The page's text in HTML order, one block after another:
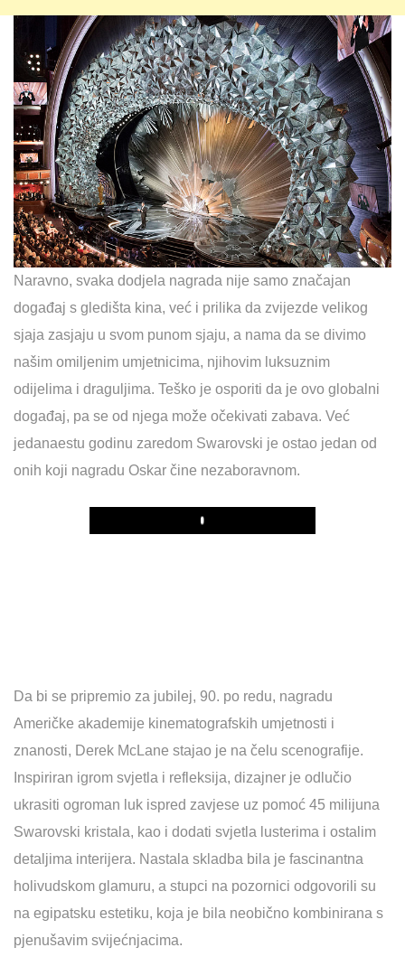
Naravno, svaka dodjela nagrada nije samo značajan
događaj s gledišta kina, već i prilika da zvijezde velikog
sjaja zasjaju u svom punom sjaju, a nama da se divimo
našim omiljenim umjetnicima, njihovim luksuznim
odijelima i draguljima. Teško je osporiti da je ovo globalni
događaj, pa se od njega može očekivati zabava. Već
jedanaestu godinu zaredom Swarovski je ostao jedan od
onih koji nagradu Oskar čine nezaboravnom.
Play
Da bi se pripremio za jubilej, 90. po redu, nagradu
Američke akademije kinematografskih umjetnosti i
znanosti, Derek McLane stajao je na čelu scenografije.
Inspiriran igrom svjetla i refleksija, dizajner je odlučio
ukrasiti ogroman luk ispred zavjese uz pomoć 45 milijuna
Swarovski kristala, kao i dodati svjetla lusterima i ostalim
detaljima interijera. Nastala skladba bila je fascinantna
holivudskom glamuru, a stupci na pozornici odgovorili su
na egipatsku estetiku, koja je bila neobično kombinirana s
pjenušavim svijećnjacima.